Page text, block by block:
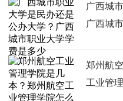
广西城
广西城
郑州航
工业管